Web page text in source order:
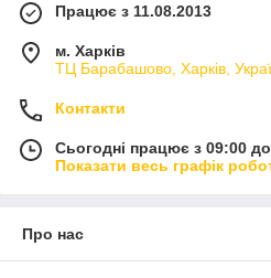
Працює з 11.08.2013
м. Харків
ТЦ Барабашово, Харків,
Контакти
Сьогодні працює з 09:00
Показати весь графік
Про нас